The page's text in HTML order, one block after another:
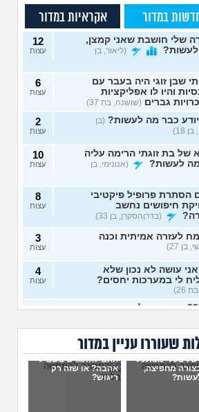
במדור אקראיות במדור
שלי חושבת שאני קמצן,
(ליאור, בן
12
עצות
שבן זוגי היה בעבר עם
והיו לו אפליקציות
גברים (שושנה, בת 37)
6
עצות
כבר מה לעשות? (בן
18)
2
עצות
של בת זוגתי הרימה עליה
מה לעשות?
(אנונימי, בן
10
עצות
הסתרת פרופיל פיקטיבי
חיפושים נחשב
(בדרןהסקרן, בן 33)
8
עצות
לעזרה אמיתית וכנה
בן 27)
3
עצות
עושה לא נכון שלא
לי במערכות יחסים?
26)
4
עצות
בת 28 ואף פעם לא הייתי
ראשון?
(רווקה, בת 28)
6
מתנהגת מוזר?
(אנונימי,
3
עצות
לא הייתי בזוגיות ואני לא
שעוררו עניין במדור
בעלי מסתכל
מחפיצה,
האם להתגרש בשביל
אהבה? או שזה רק
ריגוש?